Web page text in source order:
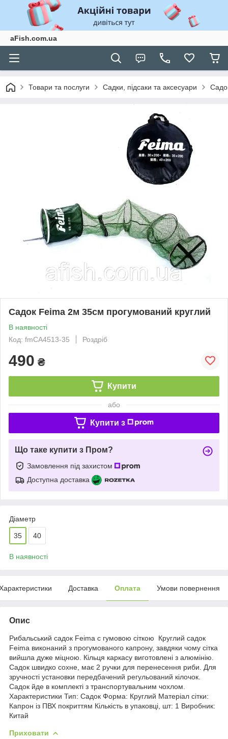
aFish.com.ua
Товари та послуги Садки, підсаки та аксесуари
Садок Feima 2м 35см прогумований круглий
В наявності
Код: fmСА4513-35
Роздріб
490 ₴
Купити
або
Купити з
Що таке купити з Пром?
Замовлення під захистом
Доступна доставка
Діаметр
35 40
В наявності
Доставка Оплата Умови повернення
Опис
Рибальський садок Feima c гумовою сіткою Круглий садок
Feima виконаний з прогумованого капрону, завдяки чому сітка
вийшла дуже міцною. Кільця каркасу виготовлені з алюмінію.
Садок швидко сохне, має 2 ручки для перенесення риби. Для
зручності установки передбачений регульований кілочок.
Садок йде в комплекті з транспортувальним чохлом.
Характеристики Тип: Садок Форма: Круглий Матеріал сітки:
Капрон із ПВХ покриттям Кількість в упаковці, шт: 1 Виробник:
Китай
Приховати